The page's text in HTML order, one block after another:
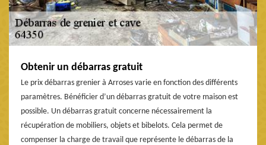
Obtenir un débarras gratuit
Le prix débarras grenier à Arroses varie en fonction des différents
paramètres. Bénéficier d’un débarras gratuit de votre maison est
possible. Un débarras gratuit concerne nécessairement la
récupération de mobiliers, objets et bibelots. Cela permet de
compenser la charge de travail que représente le débarras de la